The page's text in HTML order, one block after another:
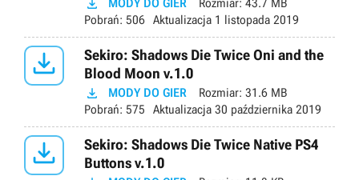
MODY DO GIER Rozmiar: 43.7 MB
Pobrań: 506 Aktualizacja 1 listopada 2019

Sekiro: Shadows Die Twice Oni and the
Blood Moon v.1.0
 MODY DO GIER Rozmiar: 31.6 MB
Pobrań: 575 Aktualizacja 30 października 2019

Sekiro: Shadows Die Twice Native PS4
Buttons v.1.0